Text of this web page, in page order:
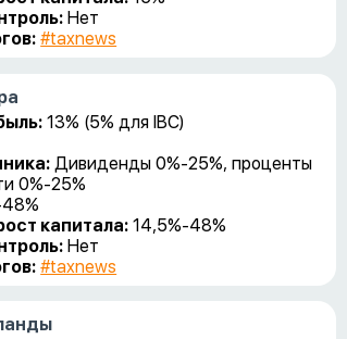
Нет
#taxnews
13% (5% для IBC)
Дивиденды 0%-25%, проценты
0%-25%
капитала: 14,5%-48%
Нет
#taxnews